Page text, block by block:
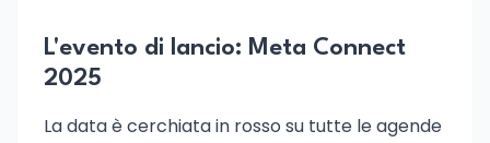
L'evento di lancio: Meta Connect
2025
La data è cerchiata in rosso su tutte le agende